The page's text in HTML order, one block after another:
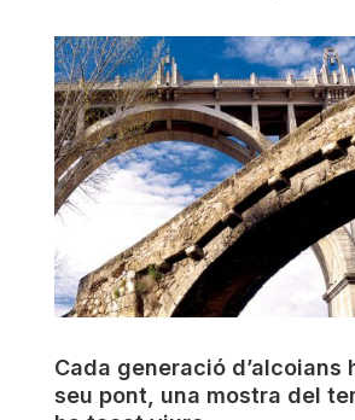
Cada generació d’alcoians
seu pont, una mostra del